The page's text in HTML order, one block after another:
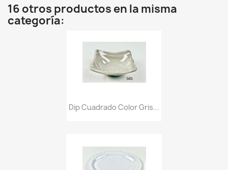
16 otros productos en la misma
categoría:
Dip Cuadrado Color Gris...